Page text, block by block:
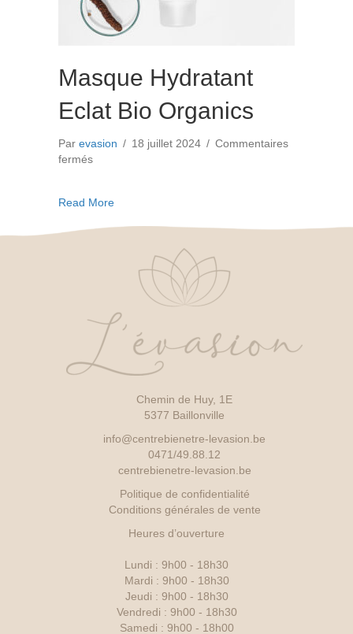
Masque Hydratant
Eclat Bio Organics
Par evasion / 18 juillet 2024 / Commentaires
ferméssur
Eclat
Read Moreabout Masque Hydratant Eclat Bio Organics
Chemin de Huy, 1E
5377 Baillonville
info@centrebienetre-levasion.be
0471/49.88.12
centrebienetre-levasion.be
Politique de confidentialité
Conditions générales de vente
Heures d’ouverture
Lundi : 9h00 - 18h30
Mardi : 9h00 - 18h30
Jeudi : 9h00 - 18h30
Vendredi : 9h00 - 18h30
Samedi : 9h00 - 18h00